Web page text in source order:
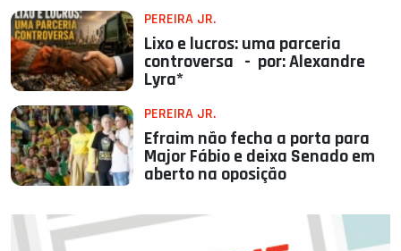
PEREIRA JR.
Lixo e lucros: uma parceria
controversa - por: Alexandre
Lyra*
PEREIRA JR.
Efraim não fecha a porta para
Major Fábio e deixa Senado em
aberto na oposição